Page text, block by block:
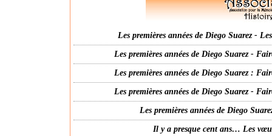
Les premières années de Diego Suarez -
Les premières années de Diego Suarez -
Les premières années de Diego Suarez :
Les premières années de Diego Suarez -
Les premières années de Diego
Il y a presque cent ans… Les